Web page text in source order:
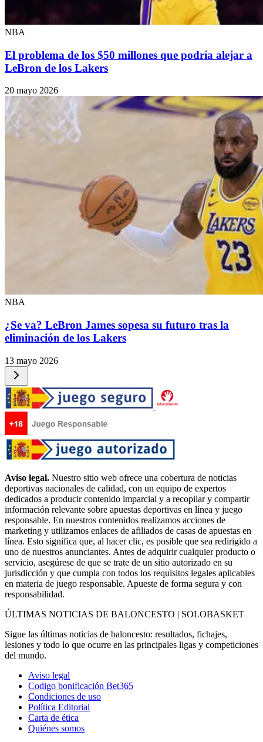
NBA
El problema de los $50 millones que podría alejar a
LeBron de los Lakers
20 mayo 2026
NBA
¿Se va? LeBron James sopesa su futuro tras la
eliminación de los Lakers
13 mayo 2026
Aviso legal. Nuestro sitio web ofrece una cobertura de noticias
deportivas nacionales de calidad, con un equipo de expertos
dedicados a producir contenido imparcial y a recopilar y compartir
información relevante sobre apuestas deportivas en línea y juego
responsable. En nuestros contenidos realizamos acciones de
marketing y utilizamos enlaces de afiliados de casas de apuestas en
línea. Esto significa que, al hacer clic, es posible que sea redirigido a
uno de nuestros anunciantes. Antes de adquirir cualquier producto o
servicio, asegúrese de que se trate de un sitio autorizado en su
jurisdicción y que cumpla con todos los requisitos legales aplicables
en materia de juego responsable. Apueste de forma segura y con
responsabilidad.
ÚLTIMAS NOTICIAS DE BALONCESTO | SOLOBASKET
Sigue las últimas noticias de baloncesto: resultados, fichajes,
lesiones y todo lo que ocurre en las principales ligas y competiciones
del mundo.
Aviso legal
Codigo bonificación Bet365
Condiciones de uso
Política Editorial
Carta de ética
Quiénes somos